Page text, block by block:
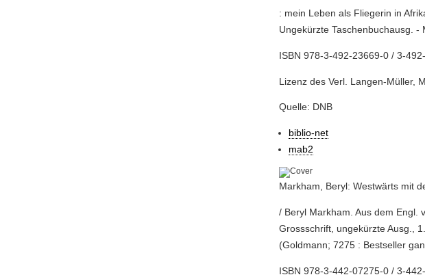
: mein Leben als Fliegerin in
Ungekürzte Taschenbuchausg.
ISBN 978-3-492-23669-0 / 3-
Lizenz des Verl. Langen-Müller,
Quelle: DNB
biblio-net
mab2
Markham, Beryl: Westwärts mit
/ Beryl Markham. Aus dem Engl.
Grossschrift, ungekürzte Ausg.,
(Goldmann; 7275 : Bestseller
ISBN 978-3-442-07275-0 / 3-